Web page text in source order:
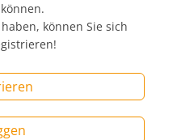
können Sie sich